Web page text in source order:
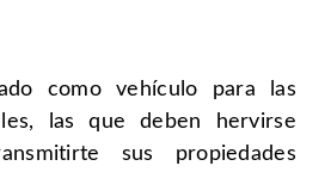
como vehículo para las
las que deben hervirse
sus propiedades